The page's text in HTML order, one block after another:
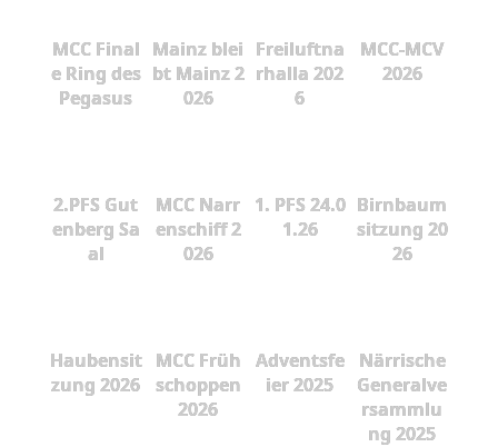
MCC Final
e Ring des
Pegasus
Mainz blei
bt Mainz 2
026
Freiluftna
rhalla 202
6
MCC-MCV
2026
2.PFS Gut
enberg Sa
al
MCC Narr
enschiff 2
026
1. PFS 24.0
1.26
Birnbaum
sitzung 20
26
Haubensit
zung 2026
MCC Früh
schoppen
2026
Adventsfe
ier 2025
Närrische
Generalve
rsammlu
ng 2025